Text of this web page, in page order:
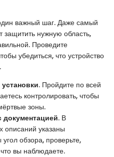
важный шаг. Даже самый
нужную область,
Проведите
убедиться, что устройство
. Пройдите по всей
контролировать, чтобы
зоны.
документацией. В
описаний указаны
обзора, проверьте,
вы наблюдаете.